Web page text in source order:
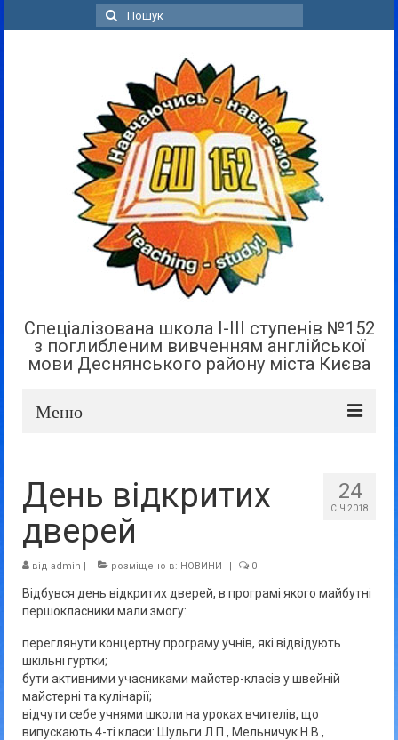
Пошук
для:
Спеціалізована школа І-ІІІ ступенів №152
з поглибленим вивченням англійської
мови Деснянського району міста Києва
Меню
Дошка оголошень
Батькам та учням
Прозорість та відкритість
24
СІЧ 2018
День відкритих
дверей
від admin | розміщено в: НОВИНИ | 0
Відбувся день відкритих дверей, в програмі якого майбутні
першокласники мали змогу:
переглянути концертну програму учнів, які відвідують
шкільні гуртки;
бути активними учасниками майстер-класів у швейній
майстерні та кулінарії;
відчути себе учнями школи на уроках вчителів, що
випускають 4-ті класи: Шульги Л.П., Мельничук Н.В.,